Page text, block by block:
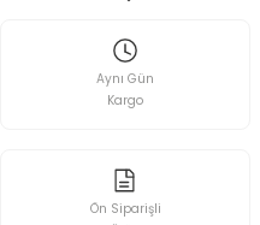
Aynı Gün
Kargo
Ön Siparişli